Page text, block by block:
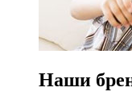
Наши